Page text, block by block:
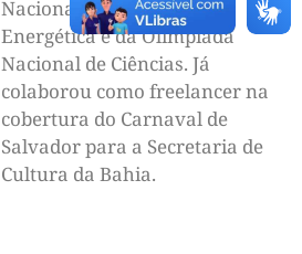
Nacional de Eficiência
Energética e da Olimpíada
Nacional de Ciências. Já
colaborou como freelancer na
cobertura do Carnaval de
Salvador para a Secretaria de
Cultura da Bahia.